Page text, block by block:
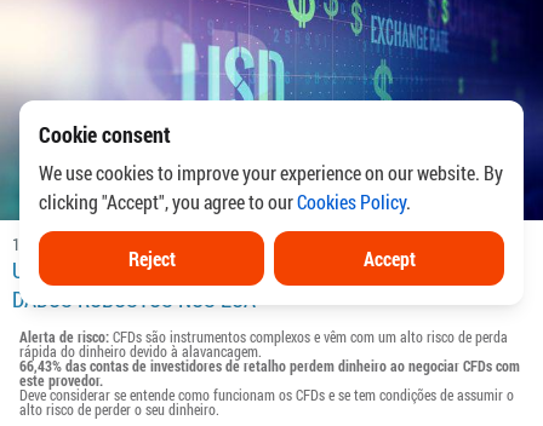
Cookie consent
We use cookies to improve your experience on our website. By
clicking "Accept", you agree to ourCookies Policy.
Reject Accept
Alerta de risco:CFDs são instrumentos complexos e vêm com um alto risco de perda
rápida do dinheiro devido à alavancagem.
66,43% das contas de investidores de retalho perdem dinheiro ao negociar CFDs com
este provedor.
Deve considerar se entende como funcionam os CFDs e se tem condições de assumir o
alto risco de perder o seu dinheiro.
16.11.2021
USD / JPY AMPLIA SUA ALTA APÓS O LANÇAMENTO DE
DADOS ROBUSTOS NOS EUA
O par USD / JPY começou a sessão asiática ligeiramente mais alto e vem
consolidando essa alta após o lançamento das Vendas no Varejo nos EUA,
que aumentaram 1,7% MoM em outubro, de acordo com dados publicados pelo
US Census Bureau revelados nessa…